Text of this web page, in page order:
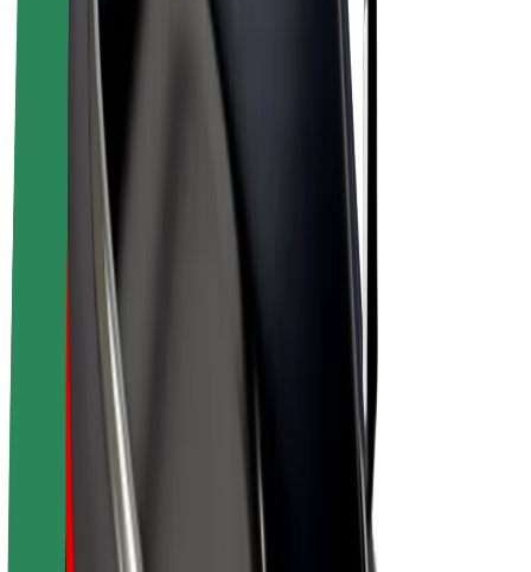
Bolt for Business
Erziele Umsatz mit Bolt
Fahrer:innen
Umsatz brutto für Fahrer:innen
Kuriere
Umsatz brutto für Kuriere
Bolt Food Händler:innen
Flotten
Franchise
Unternehmen
Karriere